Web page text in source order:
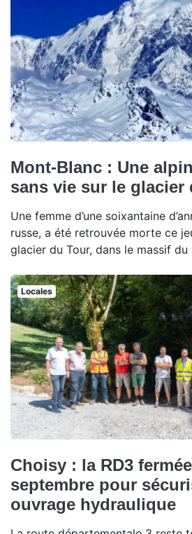
Mont-Blanc : Une
sans vie sur le glacier
Une femme d’une soixantaine
russe, a été retrouvée morte ce
glacier du Tour, dans le massif du
Locales
Choisy : la RD3
septembre pour
ouvrage hydraulique